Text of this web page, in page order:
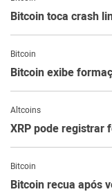
Bitcoin toca crash
Bitcoin
Bitcoin exibe
Altcoins
XRP pode registrar
Bitcoin
Bitcoin recua após